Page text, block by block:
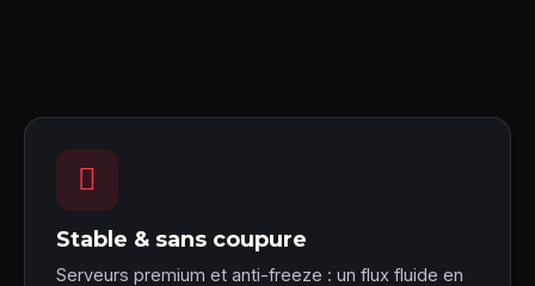
Stable & sans coupure
Serveurs premium et anti-freeze : un flux fluide en